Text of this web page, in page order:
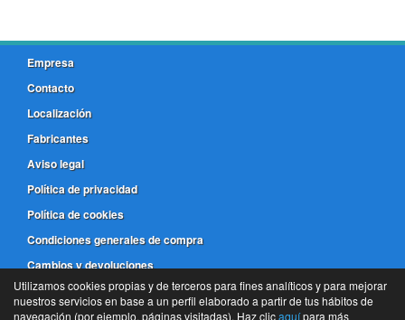
Empresa
Contacto
Localización
Fabricantes
Aviso legal
Política de privacidad
Política de cookies
Condiciones generales de compra
Cambios y devoluciones
981 173 772
Utilizamos cookies propias y de terceros para fines analíticos y para mejorar
nuestros servicios en base a un perfil elaborado a partir de tus hábitos de
navegación (por ejemplo, páginas visitadas). Haz clicaquípara más